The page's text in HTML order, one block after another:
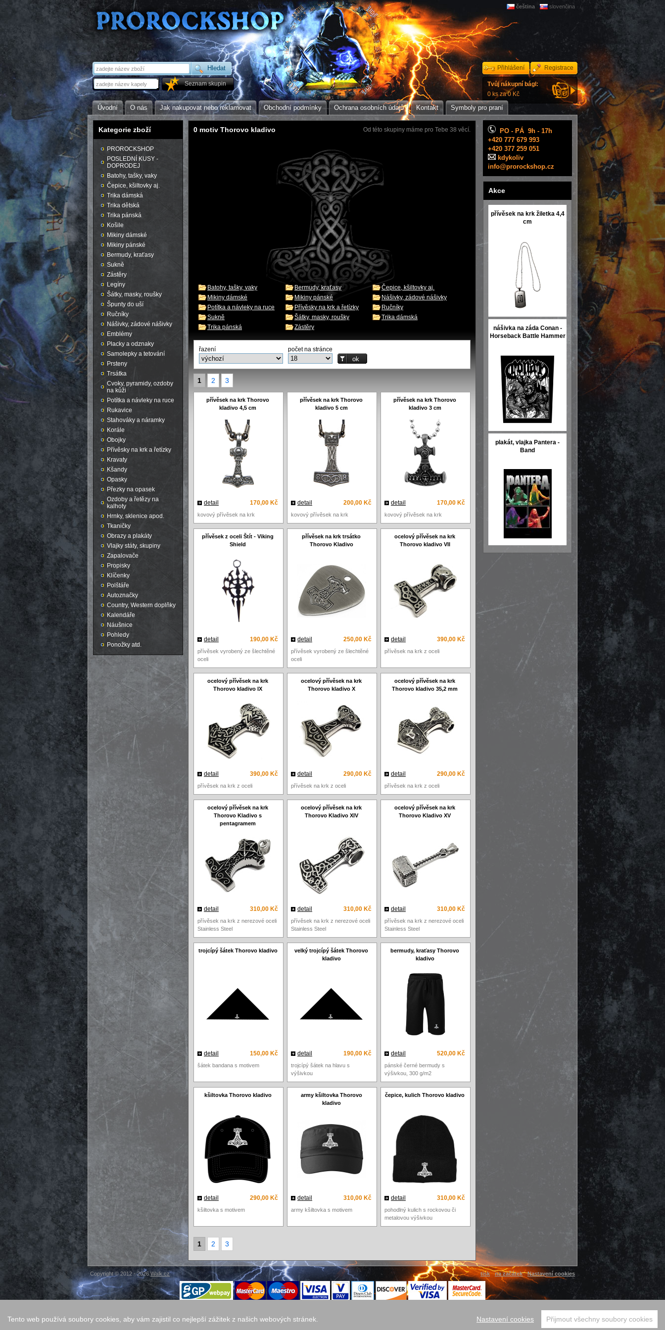
Seznam skupin
Přihlášení Registrace
Úvodní O nás Jak nakupovat nebo reklamovat Obchodní podmínky Ochrana osobních údajů Kontakt Symboly pro praní
čeština slovenčina
Tvůj nákupní bágl:
0 ks za 0 Kč
Od této skupiny máme pro Tebe 38 věcí.
0 motiv Thorovo kladivo
Batohy, tašky, vaky Bermudy, kraťasy
Čepice, kšiltovky aj.
Mikiny dámské
Mikiny pánské
Nášivky, zádové nášivky
Potítka a návleky na ruce
Přívěsky na krk a řetízky
Ručníky
Sukně
Šátky, masky, roušky
Trika dámská
Trika pánská
Zástěry
řazení počet na stránce
1 2 3
přívěsek na krk Thorovo
kladivo 4,5 cm
přívěsek na krk Thorovo
kladivo 5 cm
přívěsek na krk Thorovo
kladivo 3 cm
170,00 Kč
detail 200,00 Kč
detail 170,00 Kč
detail
kovový přívěsek na krk kovový přívěsek na krk kovový přívěsek na krk
přívěsek z oceli Štít - Viking
Shield
přívěsek na krk trsátko
Thorovo Kladivo
ocelový přívěsek na krk
Thorovo kladivo VII
190,00 Kč
detail 250,00 Kč
detail 390,00 Kč
detail
přívěsek vyrobený ze šlechtěné
oceli
přívěsek vyrobený ze šlechtěné
oceli
přívěsek na krk z oceli
ocelový přívěsek na krk
Thorovo kladivo IX
ocelový přívěsek na krk
Thorovo kladivo X
ocelový přívěsek na krk
Thorovo kladivo 35,2 mm
390,00 Kč
detail 290,00 Kč
detail 290,00 Kč
detail
přívěsek na krk z oceli přívěsek na krk z oceli přívěsek na krk z oceli
ocelový přívěsek na krk
Thorovo Kladivo s
pentagramem
ocelový přívěsek na krk
Thorovo Kladivo XIV
ocelový přívěsek na krk
Thorovo Kladivo XV
310,00 Kč
detail 310,00 Kč
detail 310,00 Kč
detail
přívěsek na krk z nerezové oceli
Stainless Steel
přívěsek na krk z nerezové oceli
Stainless Steel
přívěsek na krk z nerezové oceli
Stainless Steel
trojcípý šátek Thorovo kladivo
velký trojcípý šátek Thorovo
kladivo
bermudy, kraťasy Thorovo
kladivo
150,00 Kč
detail 190,00 Kč
detail 520,00 Kč
detail
šátek bandana s motivem
trojcípý šátek na hlavu s
výšivkou
pánské černé bermudy s
výšivkou, 300 g/m2
kšiltovka Thorovo kladivo
army kšiltovka Thorovo
kladivo
čepice, kulich Thorovo kladivo
290,00 Kč
detail 310,00 Kč
detail 310,00 Kč
detail
kšiltovka s motivem army kšiltovka s motivem
pohodlný kulich s rockovou či
metalovou výšivkou
1 2 3
Kategorie zboží
PROROCKSHOP
POSLEDNÍ KUSY -
DOPRODEJ
Batohy, tašky, vaky
Čepice, kšiltovky aj.
Trika dámská
Trika dětská
Trika pánská
Košile
Mikiny dámské
Mikiny pánské
Bermudy, kraťasy
Sukně
Zástěry
Legíny
Šátky, masky, roušky
Špunty do uší
Ručníky
Nášivky, zádové nášivky
Emblémy
Placky a odznaky
Samolepky a tetování
Prsteny
Trsátka
Cvoky, pyramidy, ozdoby
na kůži
Potítka a návleky na ruce
Rukavice
Stahováky a náramky
Korále
Obojky
Přívěsky na krk a řetízky
Kravaty
Kšandy
Opasky
Přezky na opasek
Ozdoby a řetězy na
kalhoty
Hrnky, sklenice apod.
Tkaničky
Obrazy a plakáty
Vlajky státy, skupiny
Zapalovače
Propisky
Klíčenky
Polštáře
Autoznačky
Country, Western doplňky
Kalendáře
Náušnice
Pohledy
Ponožky atd.
PO - PÁ 9h - 17h
+420 777 679 993
+420 377 259 051
kdykoliv
info@prorockshop.cz
Akce
přívěsek na krk žiletka 4,4
cm
nášivka na záda Conan -
Horseback Battle Hammer
plakát, vlajka Pantera -
Band
tisk na začátek Nastavení cookies
Copyright © 2012 - 2026Walk.cz
Tento web používá soubory cookies, aby vám zajistil co nejlepší zážitek z našich webových stránek. Nastavení cookies Přijmout všechny soubory cookies